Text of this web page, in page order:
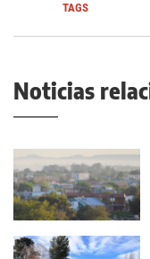
TAGS
Noticias